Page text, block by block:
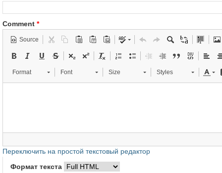
Comment *
Source
Format Font Size Styles
Переключить на простой текстовый редактор
Формат текста